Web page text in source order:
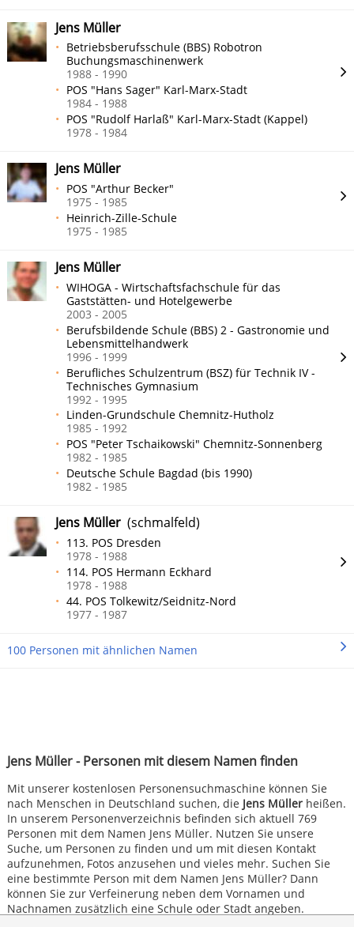
Jens Müller - Personen mit diesem Namen finden
Mit unserer kostenlosen Personensuchmaschine können Sie
nach Menschen in Deutschland suchen, die Jens Müllerheißen.
In unserem Personenverzeichnis befinden sich aktuell 769
Personen mit dem Namen Jens Müller. Nutzen Sie unsere
Suche, um Personen zu finden und um mit diesen Kontakt
aufzunehmen, Fotos anzusehen und vieles mehr. Suchen Sie
eine bestimmte Person mit dem Namen Jens Müller? Dann
können Sie zur Verfeinerung neben dem Vornamen und
Nachnamen zusätzlich eine Schule oder Stadt angeben.
Jens Müller
Betriebsberufsschule (BBS) Robotron
Buchungsmaschinenwerk
1988 - 1990
POS "Hans Sager" Karl-Marx-Stadt
1984 - 1988
POS "Rudolf Harlaß" Karl-Marx-Stadt (Kappel)
1978 - 1984
Jens Müller
POS "Arthur Becker"
1975 - 1985
Heinrich-Zille-Schule
1975 - 1985
Jens Müller
WIHOGA - Wirtschaftsfachschule für das
Gaststätten- und Hotelgewerbe
2003 - 2005
Berufsbildende Schule (BBS) 2 - Gastronomie und
Lebensmittelhandwerk
1996 - 1999
Berufliches Schulzentrum (BSZ) für Technik IV -
Technisches Gymnasium
1992 - 1995
Linden-Grundschule Chemnitz-Hutholz
1985 - 1992
POS "Peter Tschaikowski" Chemnitz-Sonnenberg
1982 - 1985
Deutsche Schule Bagdad (bis 1990)
1982 - 1985
Jens Müller (schmalfeld)
113. POS Dresden
1978 - 1988
114. POS Hermann Eckhard
1978 - 1988
44. POS Tolkewitz/Seidnitz-Nord
1977 - 1987
100 Personen mit ähnlichen Namen